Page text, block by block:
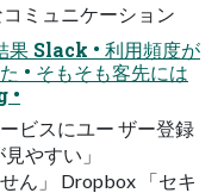
コミュニケーション
果 Slack • 利⽤頻度が
• そもそも客先には
•
ビスにユー ザー登録
やすい」
ん」 Dropbox 「セキ